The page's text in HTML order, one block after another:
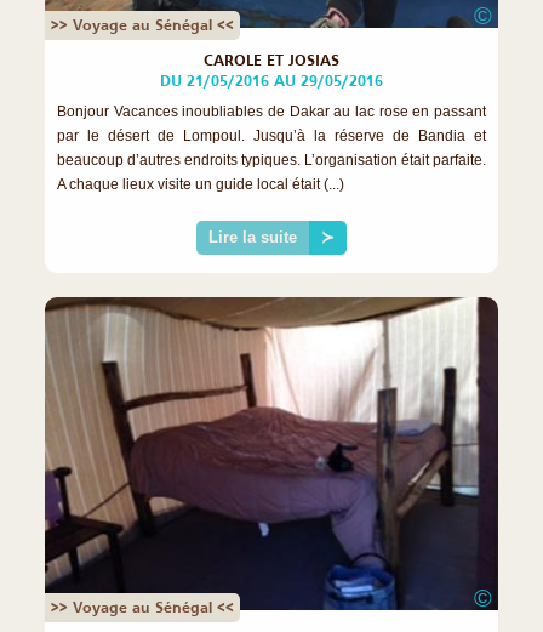
>> Voyage au Sénégal << ©
CAROLE ET JOSIAS
DU 21/05/2016 AU 29/05/2016
Bonjour Vacances inoubliables de Dakar au lac rose en passant
par le désert de Lompoul. Jusqu’à la réserve de Bandia et
beaucoup d’autres endroits typiques. L’organisation était parfaite.
A chaque lieux visite un guide local était (...)
Lire la suite ≻
>> Voyage au Sénégal << ©